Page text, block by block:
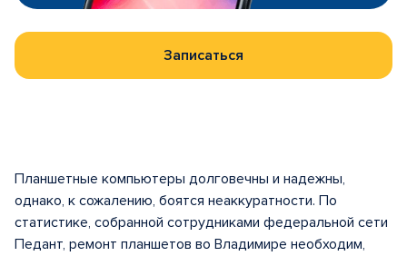
Записаться
Планшетные компьютеры долговечны и надежны,
однако, к сожалению, боятся неаккуратности. По
статистике, собранной сотрудниками федеральной сети
Педант, ремонт планшетов во Владимире необходим,